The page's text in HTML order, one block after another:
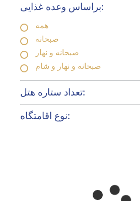
براساس وعده غذایی:
همه
صبحانه
صبحانه و نهار
صبحانه و نهار و شام
تعداد ستاره هتل:
نوع اقامتگاه: